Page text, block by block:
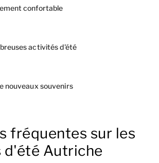
confortable
activités d'été
nouveaux souvenirs
fréquentes sur les
d'été Autriche